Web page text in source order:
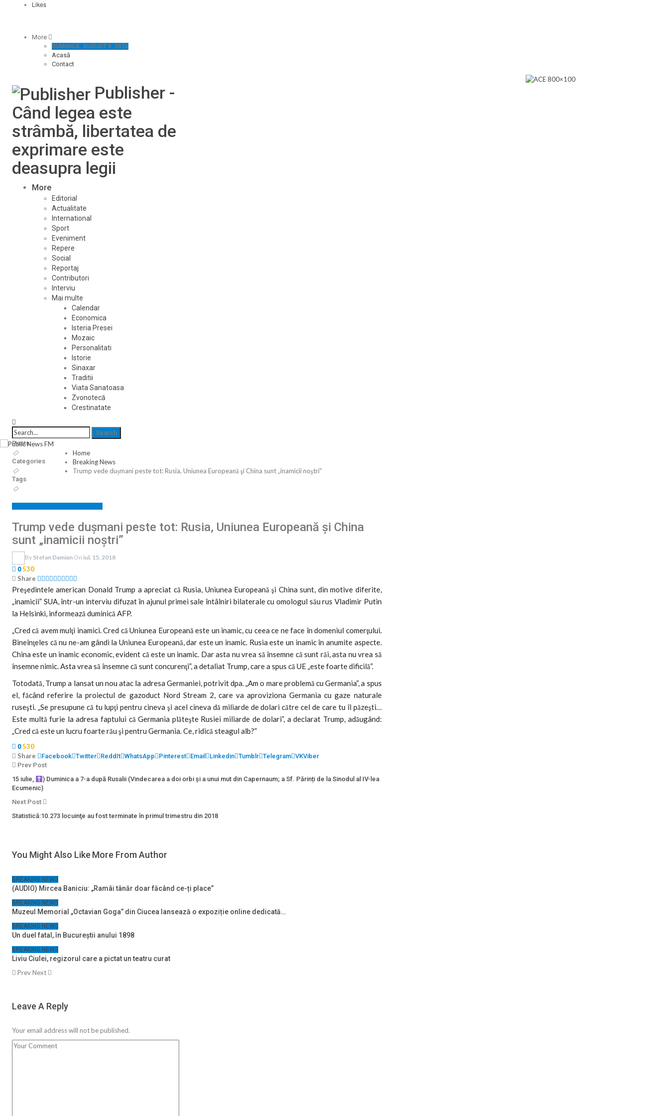
Likes
More
DUMINICĂ, AUGUST 9, 2026
Acasă
Contact
Publisher -
Când legea este
strâmbă, libertatea de
exprimare este
deasupra legii
More
Editorial
Actualitate
International
Sport
Eveniment
Repere
Social
Reportaj
Contributori
Interviu
Mai multe
Calendar
Economica
Isteria Presei
Mozaic
Personalitati
Istorie
Sinaxar
Traditii
Viata Sanatoasa
Zvonotecă
Crestinatate
Posts
Categories
Tags
Home
Breaking News
Trump vede dușmani peste tot: Rusia, Uniunea Europeană şi China sunt „inamicii noştri”
Trump vede dușmani peste tot: Rusia, Uniunea Europeană şi China
sunt „inamicii noştri”
By Stefan Damian On iul. 15, 2018
0 530
Share
Preşedintele american Donald Trump a apreciat că Rusia, Uniunea Europeană şi China sunt, din motive diferite,
„inamicii” SUA, într-un interviu difuzat în ajunul primei sale întâlniri bilaterale cu omologul său rus Vladimir Putin
la Helsinki, informează duminică AFP.
„Cred că avem mulţi inamici. Cred că Uniunea Europeană este un inamic, cu ceea ce ne face în domeniul comerţului.
Bineînţeles că nu ne-am gândi la Uniunea Europeană, dar este un inamic. Rusia este un inamic în anumite aspecte.
China este un inamic economic, evident că este un inamic. Dar asta nu vrea să însemne că sunt răi, asta nu vrea să
însemne nimic. Asta vrea să însemne că sunt concurenţi”, a detaliat Trump, care a spus că UE „este foarte dificilă”.
Totodată, Trump a lansat un nou atac la adresa Germaniei, potrivit dpa. „Am o mare problemă cu Germania”, a spus
el, făcând referire la proiectul de gazoduct Nord Stream 2, care va aproviziona Germania cu gaze naturale
ruseşti. „Se presupune că tu lupţi pentru cineva şi acel cineva dă miliarde de dolari către cel de care tu îl păzeşti…
Este multă furie la adresa faptului că Germania plăteşte Rusiei miliarde de dolari”, a declarat Trump, adăugând:
„Cred că este un lucru foarte rău şi pentru Germania. Ce, ridică steagul alb?”
0 530
Share
Facebook Twitter ReddIt WhatsApp Pinterest Email Linkedin Tumblr Telegram VKViber
Prev Post
15 iulie,
) Duminica a 7-a după Rusalii (Vindecarea a doi orbi și a unui mut din Capernaum; a Sf. Părinți de la Sinodul al IV-lea
Ecumenic)
Next Post
Statistică:10.273 locuinţe au fost terminate în primul trimestru din 2018
You Might Also Like More From Author
BREAKING NEWS
(AUDIO) Mircea Baniciu: „Ramâi tânăr doar făcând ce-ți place”
BREAKING NEWS
Muzeul Memorial „Octavian Goga” din Ciucea lansează o expoziție online dedicată…
BREAKING NEWS
Un duel fatal, în Bucureştii anului 1898
BREAKING NEWS
Liviu Ciulei, regizorul care a pictat un teatru curat
PrevNext
Leave A Reply
Your email address will not be published.